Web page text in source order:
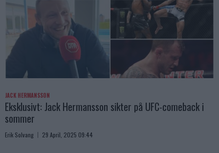
JACK HERMANSSON
Eksklusivt: Jack Hermansson sikter på UFC-comeback i
sommer
Erik Solvang 29 April, 2025 09:44